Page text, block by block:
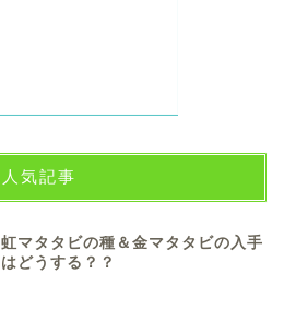
人気記事
虹マタタビの種＆金マタタビの入手
はどうする？？